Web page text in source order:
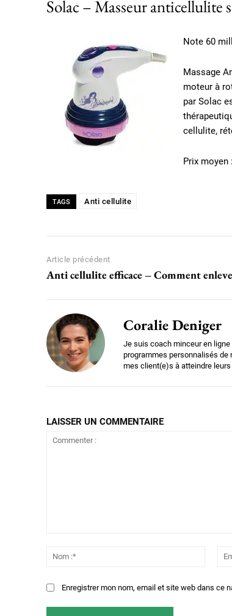
Solac – Masseur anticellulite
Note 60
Massage
moteur à
par Solac
cellulite,
Prix moyen
TAGS Anti cellulite
Article précédent
Anti cellulite efficace – Comment
Coralie Deniger
Je suis coach minceur en
programmes personnalisés de
mes client(e)s à atteindre
LAISSER UN COMMENTAIRE
Enregistrer mon nom, email et site web dans ce